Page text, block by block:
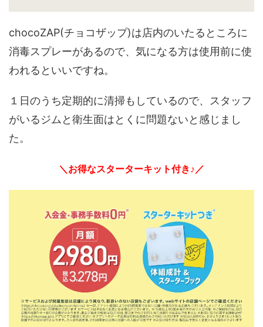
chocoZAP(チョコザップ)は店内のいたるところに
消毒スプレーがあるので、気になる方は使用前に使
われるといいですね。
１日のうち定期的に清掃もしているので、スタッフ
がいるジムと衛生面はとくに問題ないと感じまし
た。
＼お得なスターターキット付き♪／